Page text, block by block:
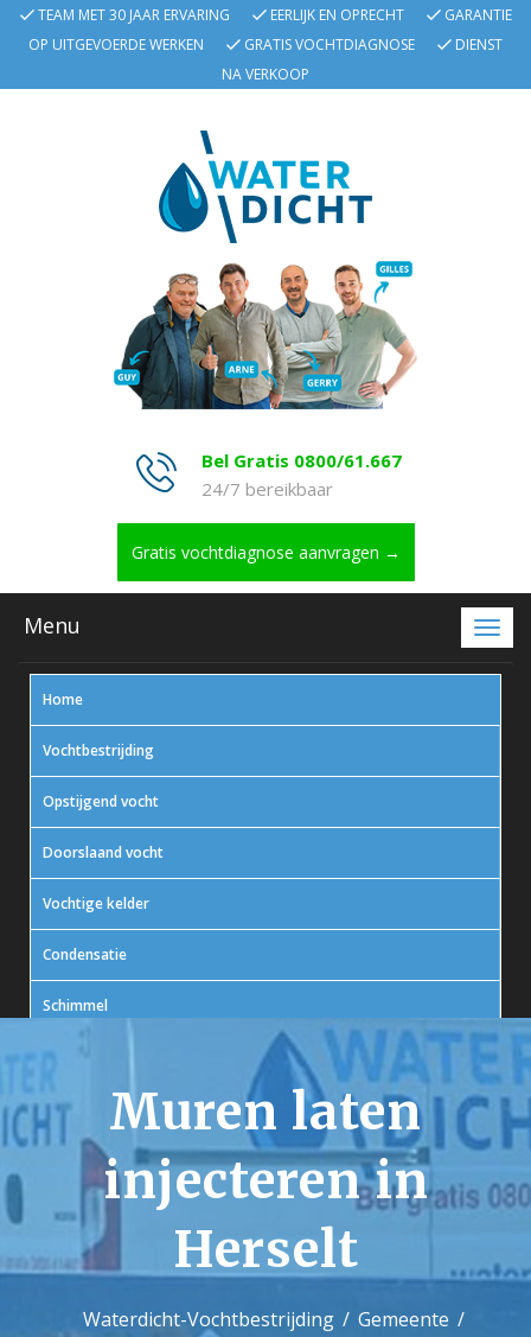
TEAM MET 30 JAAR ERVARING EERLIJK EN OPRECHT
GARANTIE
OP UITGEVOERDE WERKEN
GRATIS VOCHTDIAGNOSE
DIENST
NA VERKOOP
Bel Gratis 0800/61.667
24/7 bereikbaar
Gratis vochtdiagnose aanvragen →
Menu
Home
Vochtbestrijding
Opstijgend vocht
Doorslaand vocht
Vochtige kelder
Condensatie
Schimmel
Contact
Muren laten
injecteren in
Herselt
Waterdicht-Vochtbestrijding
Gemeente